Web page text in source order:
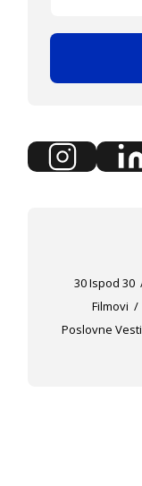
30 Ispod 30
Filmovi
Poslovne Vesti